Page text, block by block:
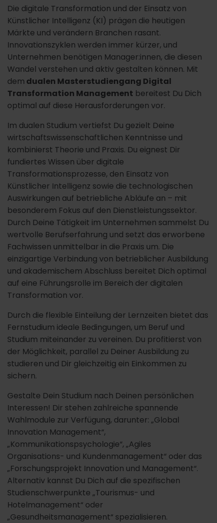
Die digitale Transformation und der Einsatz von
Künstlicher Intelligenz (KI) prägen die heutigen
Märkte und verändern Branchen rasant.
Innovationszyklen werden immer kürzer, und
Unternehmen benötigen Manager:innen, die diesen
Wandel verstehen und aktiv gestalten können. Mit
dem dualen Masterstudiengang Digital
Transformation Management bereitest Du Dich
optimal auf diese Herausforderungen vor.
Im dualen Studium vertiefst Du gezielt Deine
wirtschaftswissenschaftlichen Kenntnisse und
kombinierst Theorie und Praxis. Du eignest Dir
fundiertes Wissen über digitale
Transformationsprozesse, den Einsatz von
Künstlicher Intelligenz sowie die technologischen
Auswirkungen auf betriebliche Abläufe an – mit
besonderem Fokus auf den Dienstleistungssektor.
Durch Deine Tätigkeit im Unternehmen sammelst Du
wertvolle Berufserfahrung und setzt das erworbene
Fachwissen unmittelbar in die Praxis um. Die
einzigartige Verbindung von betrieblicher Ausbildung
und akademischem Abschluss bereitet Dich optimal
auf eine Führungsrolle im Bereich der digitalen
Transformation vor.
Durch die flexible Einteilung der Lernzeiten bietet das
Fernstudium ideale Bedingungen, um Beruf und
Studium miteinander zu vereinen. Du profitierst von
der Möglichkeit, parallel zu Deiner Ausbildung zu
studieren und Dir gleichzeitig ein Einkommen zu
sichern.
Gestalte Dein Studium nach Deinen persönlichen
Interessen! Dir stehen zahlreiche spannende
Wahlmodule zur Verfügung, darunter: „Global
Innovation Management“,
„Kommunikationspsychologie“, „Agiles
Organisations- und Kundenmanagement“ oder das
„Forschungsprojekt Innovation und Management“.
Alternativ kannst Du Dich auf die spezifischen
Studienschwerpunkte „Tourismus- und
Hotelmanagement“ oder
„Gesundheitsmanagement“ spezialisieren.